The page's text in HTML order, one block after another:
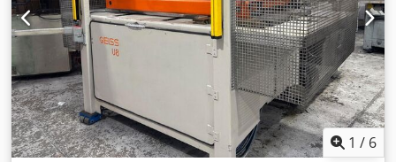
per la produzione in grandi volumi di componenti
termoformati. Dcjdpfxjx Uz Ncs Amzek
1 / 6